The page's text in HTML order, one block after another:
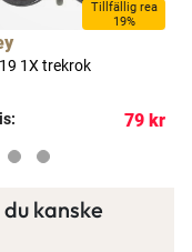
förmåner.
bonuscheck
Tillfällig rea
19%
1X trekrok
79 kr
kanske